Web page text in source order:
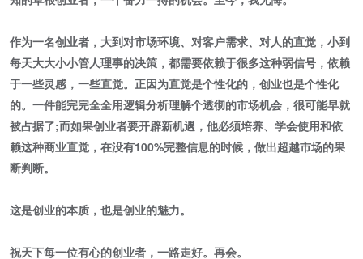
作为一名创业者，大到对市场环境、对客户需求、对人的直觉，小到
每天大大小小管人理事的决策，都需要依赖于很多这种弱信号，依赖
于一些灵感，一些直觉。正因为直觉是个性化的，创业也是个性化
的。一件能完完全全用逻辑分析理解个透彻的市场机会，很可能早就
被占据了;而如果创业者要开辟新机遇，他必须培养、学会使用和依
赖这种商业直觉，在没有100%完整信息的时候，做出超越市场的果
断判断。
这是创业的本质，也是创业的魅力。
祝天下每一位有心的创业者，一路走好。再会。